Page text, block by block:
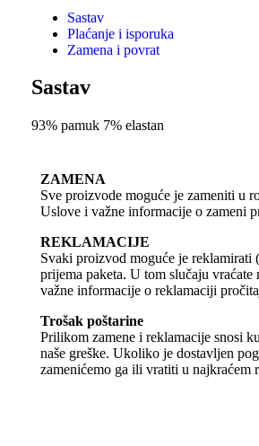
Sastav
Plaćanje i isporuka
Zamena i povrat
Sastav
93% pamuk 7% elastan
ZAMENA
Sve proizvode moguće je zameniti u
Uslove i važne informacije o zameni
REKLAMACIJE
Svaki proizvod moguće je reklamirati
prijema paketa. U tom slučaju
važne informacije o reklamaciji
Trošak poštarine
Prilikom zamene i reklamacije snosi
naše greške. Ukoliko je dostavljen
zamenićemo ga ili vratiti u najkraćem